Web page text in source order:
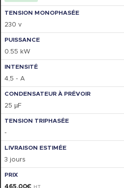
230 v
0.55 kW
4,5 - A
25 µF
-
3 jours